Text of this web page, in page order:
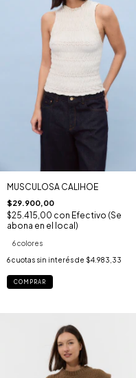
MUSCULOSA CALIHOE
$29.900,00
$25.415,00 con Efectivo (Se
abona en el local)
6 colores
6cuotas sin interés de $4.983,33
COMPRAR